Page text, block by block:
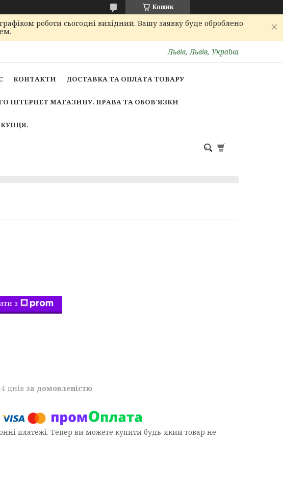
Кошик
роботи сьогодні вихідний. Вашу заявку буде оброблено
Львів, Львів, Україна
КОНТАКТИ ДОСТАВКА ТА ОПЛАТА ТОВАРУ
ІНТЕРНЕТ МАГАЗИНУ. ПРАВА ТА ОБОВ'ЯЗКИ
з
днів за домовленістю
платежі. Тепер ви можете купити будь-який товар не